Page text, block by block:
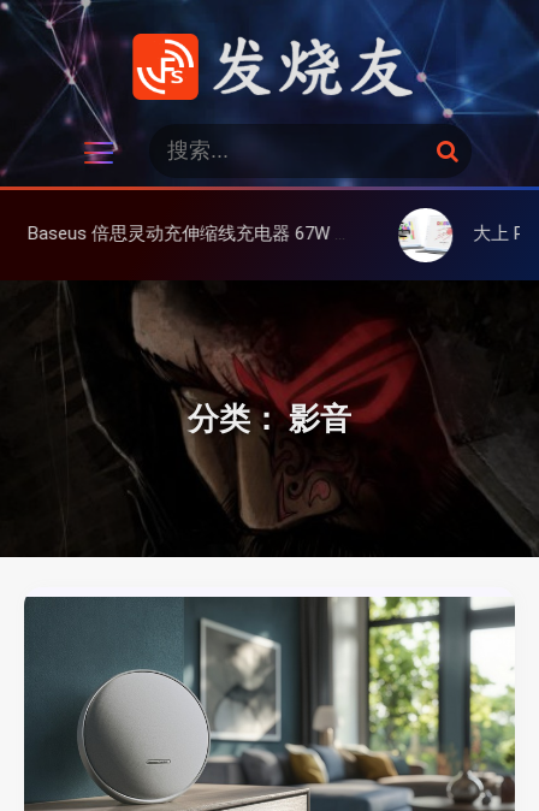
跳
发烧友
：
搜
索
充电器 67W 3C，超耐用可伸缩线、氮化镓、3C多设备同时充 大上 Paperlike 13K 彩屏版显示
分类：影音